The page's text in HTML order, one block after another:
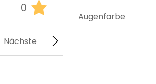
0
Nächste
Augenfarbe